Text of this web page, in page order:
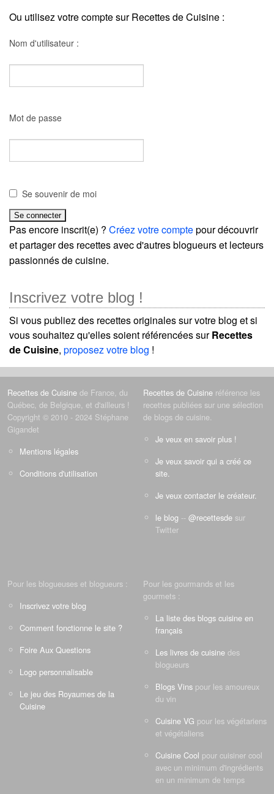
Ou utilisez votre compte sur Recettes de Cuisine :
Nom d'utilisateur :
Mot de passe
Se souvenir de moi
Pas encore inscrit(e) ? Créez votre comptepour découvrir
et partager des recettes avec d'autres blogueurs et lecteurs
passionnés de cuisine.
Inscrivez votre blog !
Si vous publiez des recettes originales sur votre blog et si
vous souhaitez qu'elles soient référencées surRecettes
de Cuisine, proposez votre blog !
Recettes de Cuisine de France, du
Québec, de Belgique, et d'ailleurs !
Copyright © 2010 - 2024 Stéphane
Gigandet
Mentions légales
Conditions d'utilisation
Recettes de Cuisine référence les
recettes publiées sur une sélection
de blogs de cuisine.
Je veux en savoir plus !
Je veux savoir qui a créé ce
site.
Je veux contacter le créateur.
le blog -- @recettesde sur
Twitter
Pour les blogueuses et blogueurs :
Inscrivez votre blog
Comment fonctionne le site ?
Foire Aux Questions
Logo personnalisable
Le jeu des Royaumes de la
Cuisine
Pour les gourmands et les
gourmets :
La liste des blogs cuisine en
français
Les livres de cuisine des
blogueurs
Blogs Vins pour les amoureux
du vin
Cuisine VG pour les végétariens
et végétaliens
Cuisine Cool pour cuisiner cool
avec un minimum d'ingrédients
en un minimum de temps